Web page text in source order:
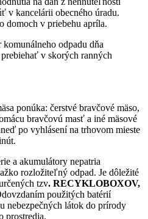
v kancelárii obecného úradu.
domoch v priebehu apríla.
odpadu dňa
v skorých ranných
ponúka: čerstvé bravčové mäso,
bravčovú masť a iné mäsové
po vyhlásení na trhovom mieste
a akumulátory nepatria
rozložiteľný odpad. Je dôležité
tzv. RECYKLOBOXOV,
použitých batérií
nebezpečných látok do prírody
prostredia.